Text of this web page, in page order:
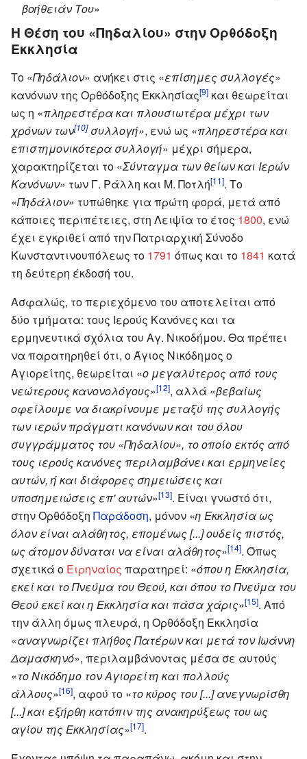
βοήθειάν Του»
Η Θέση του «Πηδαλίου» στην Ορθόδοξη
Εκκλησία
Το «Πηδάλιον» ανήκει στις «επίσημες συλλογές»
κανόνων της Ορθόδοξης Εκκλησίας[9] και θεωρείται
ως η «πληρεστέρα και πλουσιωτέρα μέχρι των
χρόνων των[10]συλλογή», ενώ ως «πληρεστέρα και
επιστημονικότερα συλλογή» μέχρι σήμερα,
χαρακτηρίζεται το «Σύνταγμα των θείων και Ιερών
Κανόνων» των Γ. Ράλλη και Μ. Ποτλή[11]. Το
«Πηδάλιον» τυπώθηκε για πρώτη φορά, μετά από
κάποιες περιπέτειες, στη Λειψία το έτος 1800, ενώ
έχει εγκριθεί από την Πατριαρχική Σύνοδο
Κωνσταντινουπόλεως το 1791 όπως και το 1841 κατά
τη δεύτερη έκδοσή του.
Ασφαλώς, το περιεχόμενο του αποτελείται από
δύο τμήματα: τους Ιερούς Κανόνες και τα
ερμηνευτικά σχόλια του Αγ. Νικοδήμου. Θα πρέπει
να παρατηρηθεί ότι, ο Άγιος Νικόδημος ο
Αγιορείτης, θεωρείται «ο μεγαλύτερος από τους
νεώτερους κανονολόγους»[12], αλλά «βεβαίως
οφείλουμε να διακρίνουμε μεταξύ της συλλογής
των ιερών πράγματι κανόνων και του όλου
συγγράμματος του «Πηδαλίου», το οποίο εκτός από
τους ιερούς κανόνες περιλαμβάνει και ερμηνείες
αυτών, ή και διάφορες σημειώσεις και
υποσημειώσεις επ' αυτών»[13]. Είναι γνωστό ότι,
στην Ορθόδοξη Παράδοση, μόνον «η Εκκλησία ως
όλον είναι αλάθητος, επομένως [...] ουδείς πιστός,
ως άτομον δύναται να είναι αλάθητος»[14]. Όπως
σχετικά ο Ειρηναίος παρατηρεί: «όπου η Εκκλησία,
εκεί και το Πνεύμα του Θεού, και όπου το Πνεύμα του
Θεού εκεί και η Εκκλησία και πάσα χάρις»[15]. Από
την άλλη όμως πλευρά, η Ορθόδοξη Εκκλησία
«αναγνωρίζει πλήθος Πατέρων και μετά τoν Ιωάννη
Δαμασκηνό», περιλαμβάνοντας μέσα σε αυτούς
«τo Νικόδημο τoν Αγιορείτη και πολλούς
άλλους»[16], αφού το «το κύρος του [...] ανεγνωρίσθη
[...] και εξήρθη κατόπιν της ανακηρύξεως του ως
αγίου της Εκκλησίας»[17].